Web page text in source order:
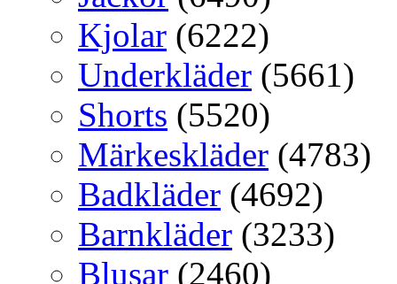
Kjolar (6222)
Underkläder (5661)
Shorts (5520)
Märkeskläder (4783)
Badkläder (4692)
Barnkläder (3233)
Blusar (2460)